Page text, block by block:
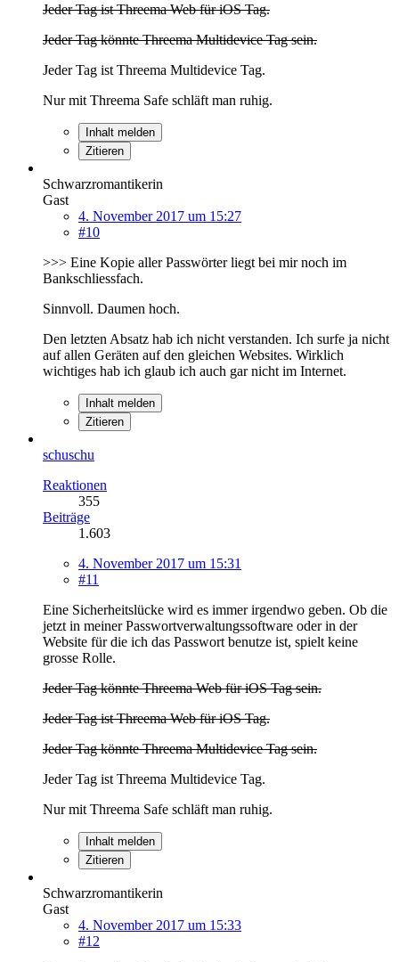
Jeder Tag ist Threema Web für iOS Tag.
Jeder Tag könnte Threema Multidevice Tag sein.
Jeder Tag ist Threema Multidevice Tag.
Nur mit Threema Safe schläft man ruhig.
Inhalt melden
Zitieren
Schwarzromantikerin
Gast
4. November 2017 um 15:27
#10
>>> Eine Kopie aller Passwörter liegt bei mir noch im
Bankschliessfach.
Sinnvoll. Daumen hoch.
Den letzten Absatz hab ich nicht verstanden. Ich surfe ja nicht
auf allen Geräten auf den gleichen Websites. Wirklich
wichtiges hab ich glaub ich auch gar nicht im Internet.
Inhalt melden
Zitieren
schuschu
Reaktionen
355
Beiträge
1.603
4. November 2017 um 15:31
#11
Eine Sicherheitslücke wird es immer irgendwo geben. Ob die
jetzt in meiner Passwortverwaltungssoftware oder in der
Website für die ich das Passwort benutze ist, spielt keine
grosse Rolle.
Jeder Tag könnte Threema Web für iOS Tag sein.
Jeder Tag ist Threema Web für iOS Tag.
Jeder Tag könnte Threema Multidevice Tag sein.
Jeder Tag ist Threema Multidevice Tag.
Nur mit Threema Safe schläft man ruhig.
Inhalt melden
Zitieren
Schwarzromantikerin
Gast
4. November 2017 um 15:33
#12